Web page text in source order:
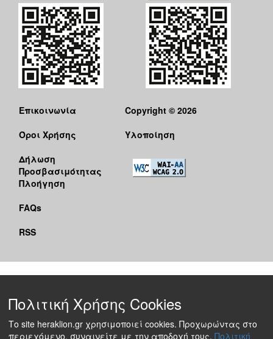
Επικοινωνία
Όροι Χρήσης
Δήλωση
Προσβασιμότητας
Πλοήγηση
FAQs
RSS
Copyright © 2026
Υλοποίηση
Πολιτική Χρήσης Cookies
Το site heraklion.gr χρησιμοποιεί cookies. Προχωρώντας στο
περιεχόμενο, συναινείτε με την αποδοχή τους. Πολιτική